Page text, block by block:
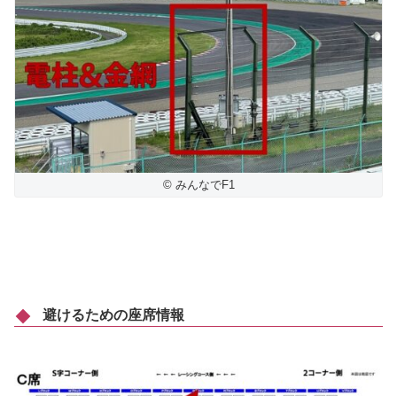
© みんなでF1
避けるための座席情報